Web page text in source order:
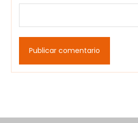
Publicar comentario